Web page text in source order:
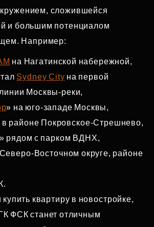
сложившейся
и большим потенциалом
Например:
на Нагатинской набережной,
Sydney City на первой
Москвы‑реки,
» на юго‑западе Москвы,
в районе Покровское‑Стрешнево,
» рядом с парком ВДНХ,
округе, районе
квартиру в новостройке,
ФСК станет отличным